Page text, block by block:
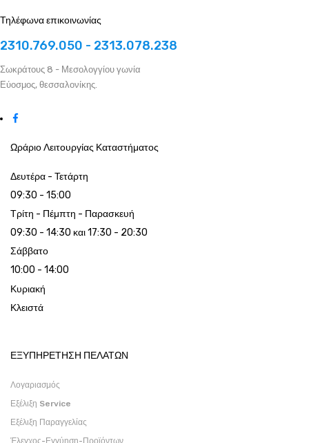
Τηλέφωνα επικοινωνίας
2310.769.050 - 2313.078.238
Σωκράτους 8 - Μεσολογγίου γωνία
Εύοσμος, θεσσαλονίκης.
Ωράριο Λειτουργίας Καταστήματος
Δευτέρα - Τετάρτη
09:30 - 15:00
Τρίτη - Πέμπτη - Παρασκευή
09:30 - 14:30 και 17:30 - 20:30
Σάββατο
10:00 - 14:00
Κυριακή
Κλειστά
ΕΞΥΠΗΡΕΤΗΣΗ ΠΕΛΑΤΩΝ
Λογαριασμός
Εξέλιξη Service
Εξέλιξη Παραγγελίας
Έλεγχος-Εγγύηση-Προϊόντων